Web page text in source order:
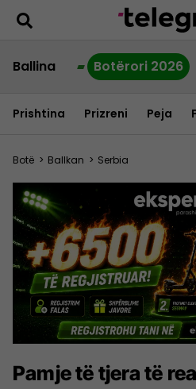
Ballina Botërori 2026
Prishtina Prizreni Peja
Botë > Ballkan > Serbia
Pamje të tjera të